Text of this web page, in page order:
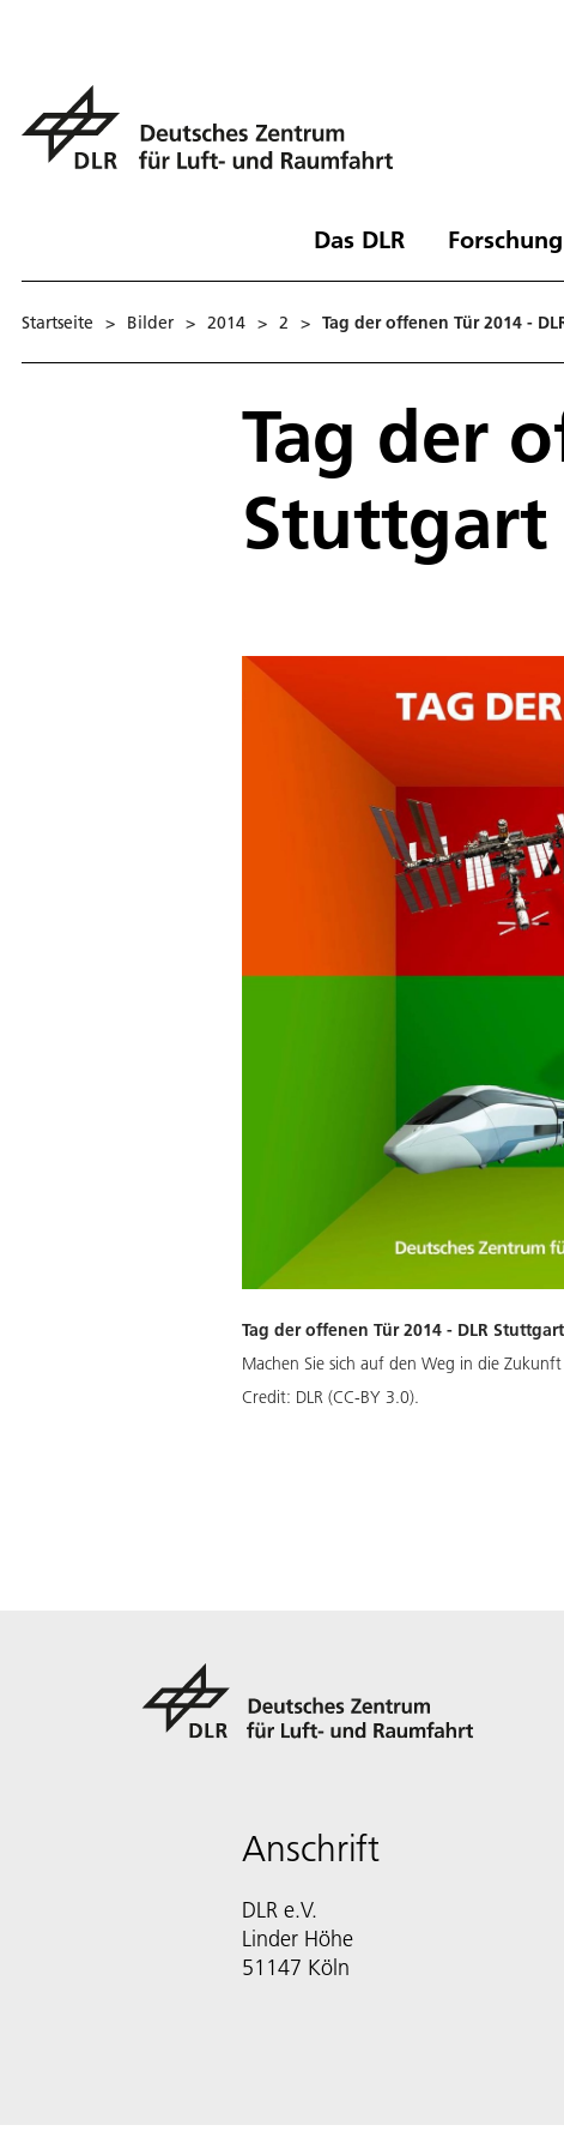
Das DLR
Startseite > Bilder > 2014 > 2 > Tag der offenen Tür 2014 -
Tag der
Stuttgart
Tag der offenen Tür 2014 - DLR Stuttgart
Machen Sie sich auf den Weg in die
Credit: DLR (CC-BY 3.0).
Anschrift
DLR e.V.
Linder Höhe
51147 Köln